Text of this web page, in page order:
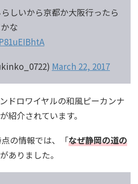
しいから京都か大阪行ったら
な
March 22, 2017
ドロワイヤルの和風ピーカンナ
紹介されています。
の情報では、「なぜ静岡の道の
ありました。